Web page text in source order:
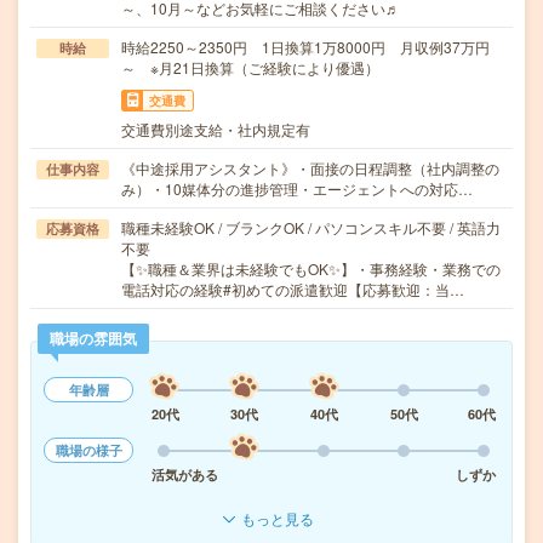
～、10月～などお気軽にご相談ください♬
時給
時給2250～2350円 1日換算1万8000円 月収例37万円
～ ※月21日換算（ご経験により優遇）
交通費
交通費別途支給・社内規定有
仕事内容
《中途採用アシスタント》・面接の日程調整（社内調整の
み）・10媒体分の進捗管理・エージェントへの対応…
応募資格
職種未経験OK / ブランクOK / パソコンスキル不要 / 英語力
不要
【✨職種＆業界は未経験でもOK✨】・事務経験・業務での
電話対応の経験#初めての派遣歓迎【応募歓迎：当…
職場の雰囲気
年齢層
20代
30代 40代 50代
60代
職場の様子
活気がある
しずか
もっと見る